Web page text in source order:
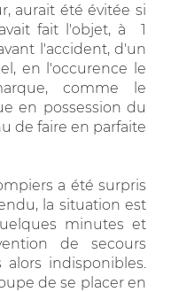
aurait été évitée si
fait l'objet, à 1
l'accident, d'un
en l'occurence le
comme le
en possession du
de faire en parfaite
a été surpris
la situation est
minutes et
de secours
indisponibles.
de se placer en